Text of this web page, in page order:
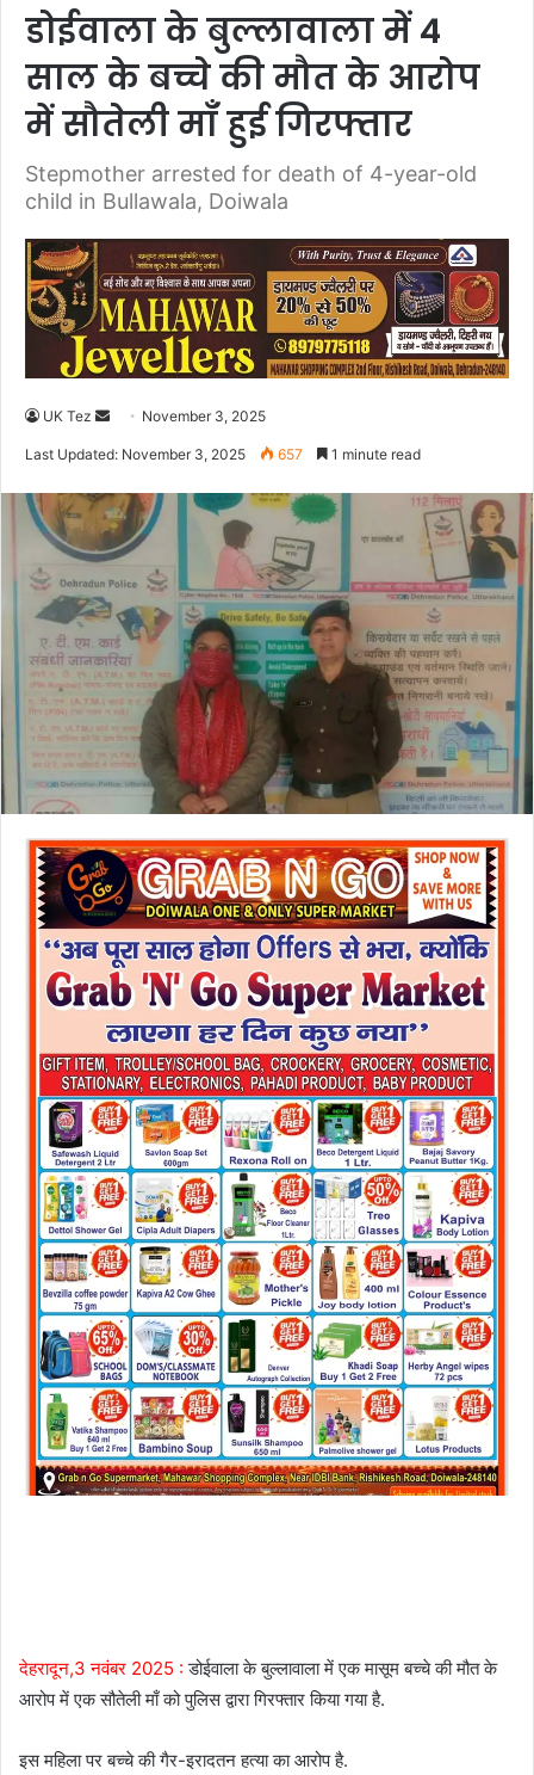
डोईवाला के बुल्लावाला में 4
साल के बच्चे की मौत के आरोप
में सौतेली माँ हुई गिरफ्तार
Stepmother arrested for death of 4-year-old
child in Bullawala, Doiwala
UK Tez
e
d
a
n
e
m
a
i
l
November 3, 2025
Last Updated: November 3, 2025 657 1 minute read
देहरादून,3 नवंबर 2025 : डोईवाला के बुल्लावाला में एक मासूम बच्चे की मौत के
आरोप में एक सौतेली माँ को पुलिस द्वारा गिरफ्तार किया गया है.
इस महिला पर बच्चे की गैर-इरादतन हत्या का आरोप है.